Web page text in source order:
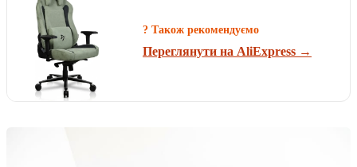
? Також рекомендуємо
Переглянути на AliExpress →